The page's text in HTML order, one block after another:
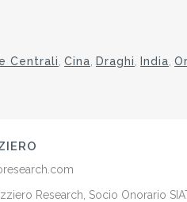
Centrali Cina Draghi India
Research, Socio Onorario